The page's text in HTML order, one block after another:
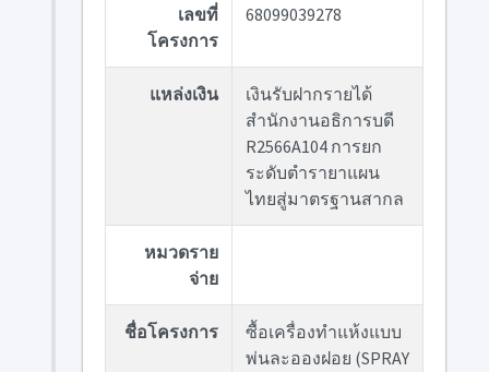
เลขที่
โครงการ
68099039278
แหล่งเงิน
เงินรับฝากรายได้
สำนักงานอธิการบดี
R2566A104 การยก
ระดับตำรายาแผน
ไทยสู่มาตรฐานสากล
หมวดราย
จ่าย
ชื่อโครงการ
ซื้อเครื่องทำแห้งแบบ
พ่นละอองฝอย (SPRAY